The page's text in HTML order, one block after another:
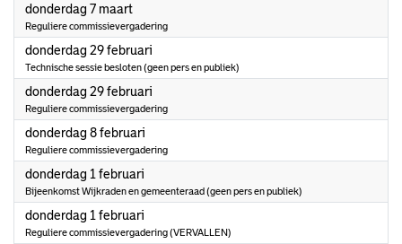
donderdag 7 maart2024
Reguliere commissievergadering
donderdag 29 februari
Technische sessie besloten (geen pers en publiek)
donderdag 29 februari
Reguliere commissievergadering
donderdag 8 februari
Reguliere commissievergadering
donderdag 1 februari
Bijeenkomst Wijkraden en gemeenteraad (geen pers en publiek)
donderdag 1 februari
Reguliere commissievergadering (VERVALLEN)